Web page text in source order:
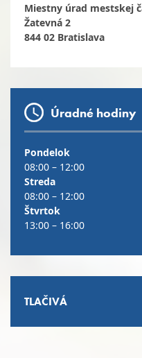
Miestny úrad mestskej
Žatevná 2
844 02 Bratislava
Úradné hodiny
Pondelok
08:00 – 12:00
Streda
08:00 – 12:00
Štvrtok
13:00 – 16:00
TLAČIVÁ